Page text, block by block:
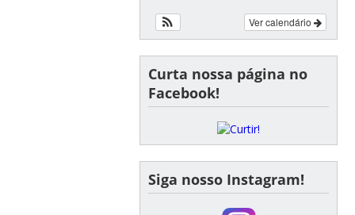
Ver calendário
Curta nossa página no
Facebook!
Siga nosso Instagram!